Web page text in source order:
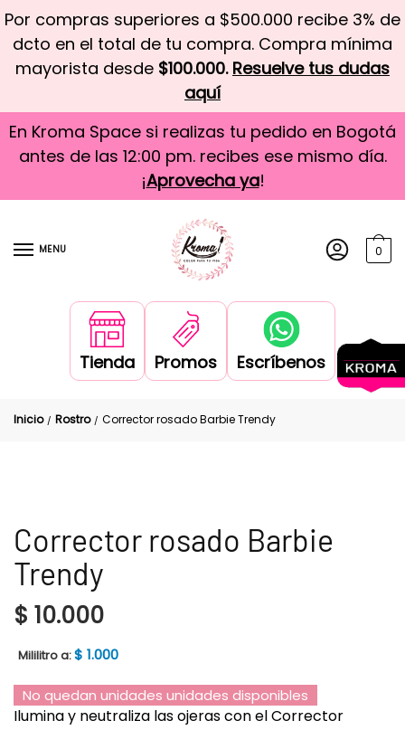
Por compras superiores a $500.000 recibe 3% de
dcto en el total de tu compra. Compra mínima
mayorista desde $100.000. Resuelve tus dudas
aquí
En Kroma Space si realizas tu pedido en Bogotá
antes de las 12:00 pm. recibes ese mismo día.
¡Aprovecha ya!
MENU 0
Tienda Promos Escríbenos
Inicio / Rostro / Corrector rosado Barbie Trendy
Corrector rosado Barbie
Trendy
$ 10.000
Mililitro a:$ 1.000
No quedan unidades unidades disponibles
Ilumina y neutraliza las ojeras con el Corrector